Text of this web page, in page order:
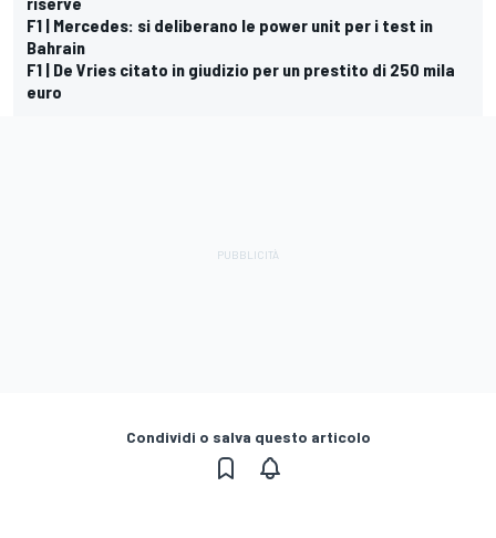
F1 | Mercedes: si deliberano le power unit per i test in
Bahrain
F1 | De Vries citato in giudizio per un prestito di 250 mila
euro
Condividi o salva questo articolo